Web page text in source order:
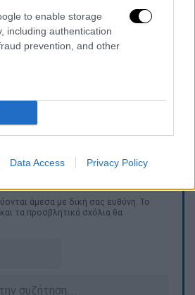
to enable storage
including authentication
prevention, and other
Data Access Privacy Policy
ταινίες, «Dune: Part
Two», σημείωσαν
επιτυχία,
στο παγκόσμιο box
και οκτώ βραβεία
άμεσα με δική σας ευθύνη. Το
τα προσβλητικά σχόλια θα